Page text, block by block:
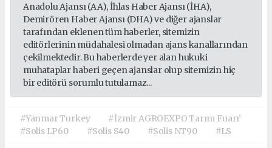
Anadolu Ajansı (AA), İhlas Haber Ajansı (İHA),
Demirören Haber Ajansı (DHA) ve diğer ajanslar
tarafından eklenen tüm haberler, sitemizin
editörlerinin müdahalesi olmadan ajans kanallarından
çekilmektedir. Bu haberlerde yer alan hukuki
muhataplar haberi geçen ajanslar olup sitemizin hiç
bir editörü sorumlu tutulamaz...
#Yanmar Turkey
#İzmir AGROEXPO Tarım Fuarı’
#Solis LP60
#Solis S40 #Solis NT90 #LS